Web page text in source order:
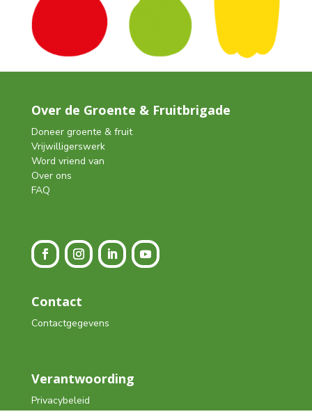
Over de Groente & Fruitbrigade
Doneer groente & fruit
Vrijwilligerswerk
Word vriend van
Over ons
FAQ
Contact
Contactgegevens
Verantwoording
Privacybeleid